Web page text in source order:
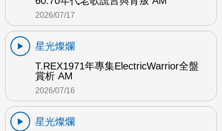
2026/07/17
星光燦爛
T.REX1971年專集ElectricWarrior全盤
賞析 AM
2026/07/16
星光燦爛